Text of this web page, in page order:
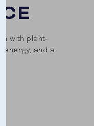
with plant-
and a